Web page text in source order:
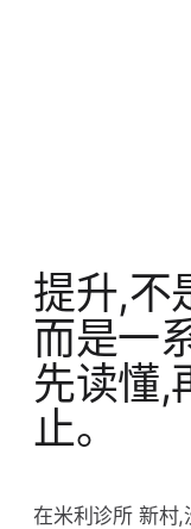
提升,不
而是一
先读懂,
止。
在米利诊所 新村